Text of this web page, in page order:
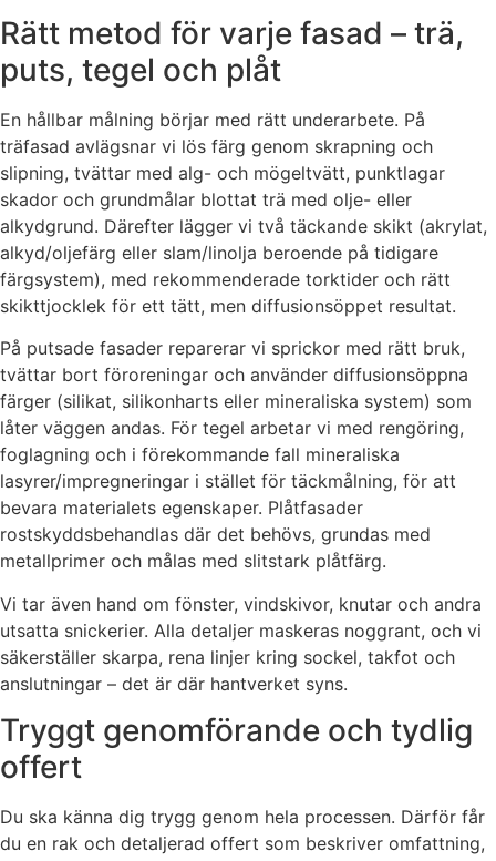
Rätt metod för varje fasad – trä,
puts, tegel och plåt
En hållbar målning börjar med rätt underarbete. På
träfasad avlägsnar vi lös färg genom skrapning och
slipning, tvättar med alg- och mögeltvätt, punktlagar
skador och grundmålar blottat trä med olje- eller
alkydgrund. Därefter lägger vi två täckande skikt (akrylat,
alkyd/oljefärg eller slam/linolja beroende på tidigare
färgsystem), med rekommenderade torktider och rätt
skikttjocklek för ett tätt, men diffusionsöppet resultat.
På putsade fasader reparerar vi sprickor med rätt bruk,
tvättar bort föroreningar och använder diffusionsöppna
färger (silikat, silikonharts eller mineraliska system) som
låter väggen andas. För tegel arbetar vi med rengöring,
foglagning och i förekommande fall mineraliska
lasyrer/impregneringar i stället för täckmålning, för att
bevara materialets egenskaper. Plåtfasader
rostskyddsbehandlas där det behövs, grundas med
metallprimer och målas med slitstark plåtfärg.
Vi tar även hand om fönster, vindskivor, knutar och andra
utsatta snickerier. Alla detaljer maskeras noggrant, och vi
säkerställer skarpa, rena linjer kring sockel, takfot och
anslutningar – det är där hantverket syns.
Tryggt genomförande och tydlig
offert
Du ska känna dig trygg genom hela processen. Därför får
du en rak och detaljerad offert som beskriver omfattning,